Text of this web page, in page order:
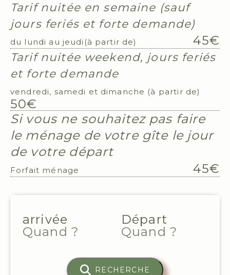
Tarif nuitée en semaine (sauf
jours feriés et forte demande)
du lundi au jeudi(à partir de) 45€
Tarif nuitée weekend, jours feriés
et forte demande
vendredi, samedi et dimanche (à partir de)
50€
Si vous ne souhaitez pas faire
le ménage de votre gîte le jour
de votre départ
Forfait ménage 45€
arrivée Départ
RECHERCHE